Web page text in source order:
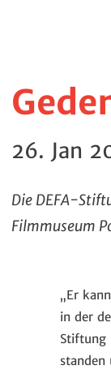
26. Jan
Die DEFA-
Filmmuseum
„Er
in der
Stiftung
standen